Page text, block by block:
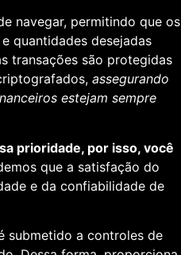
navegar, permitindo que os
quantidades desejadas
transações são protegidas
assegurando
estejam sempre
prioridade, por isso, você
que a satisfação do
e da confiabilidade de
submetido a controles de